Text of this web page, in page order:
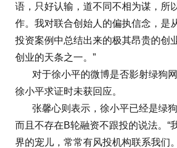
语，只好认输，道不同不相为谋，所
作。我对联合创始人的偏执信念，是
投资案例中总结出来的极其昂贵的创
创业的天条之一。”
对于徐小平的微博是否影射绿狗网
徐小平求证时未获回应。
张馨心则表示，徐小平已经是绿狗
而且不存在B轮融资不跟投的说法。“
界的宠儿，常常有风投机构联系我们